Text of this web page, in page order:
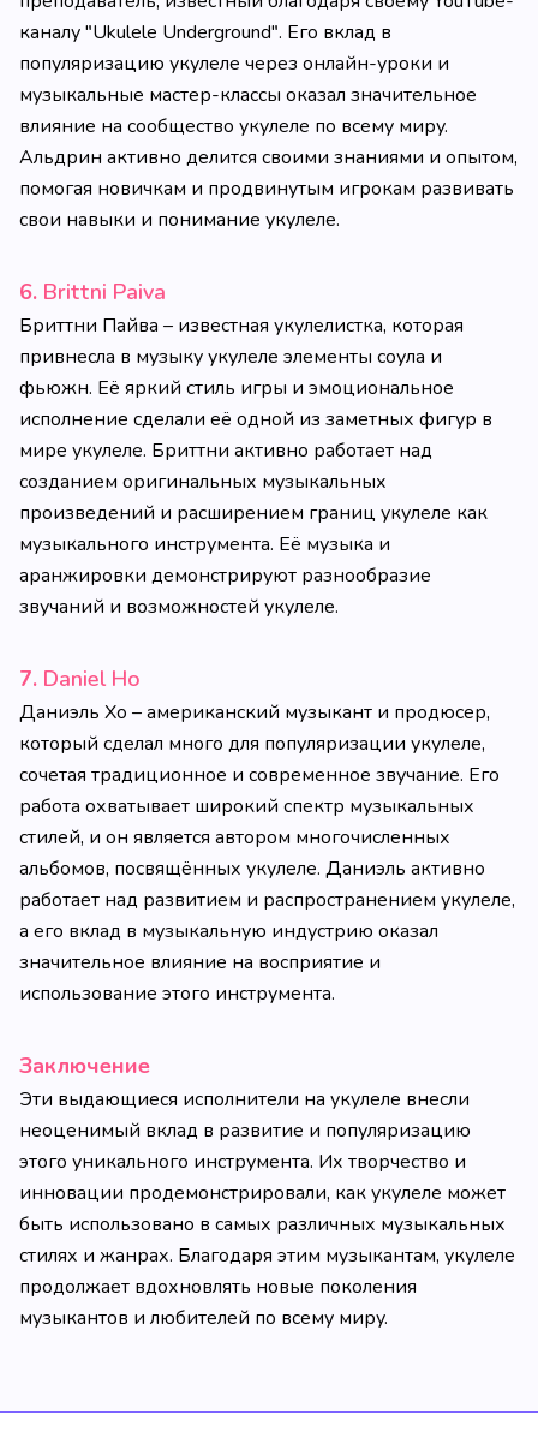
каналу "Ukulele Underground". Его вклад в
популяризацию укулеле через онлайн-уроки и
музыкальные мастер-классы оказал значительное
влияние на сообщество укулеле по всему миру.
Альдрин активно делится своими знаниями и опытом,
помогая новичкам и продвинутым игрокам развивать
свои навыки и понимание укулеле.
6. Brittni Paiva
Бриттни Пайва – известная укулелистка, которая
привнесла в музыку укулеле элементы соула и
фьюжн. Её яркий стиль игры и эмоциональное
исполнение сделали её одной из заметных фигур в
мире укулеле. Бриттни активно работает над
созданием оригинальных музыкальных
произведений и расширением границ укулеле как
музыкального инструмента. Её музыка и
аранжировки демонстрируют разнообразие
звучаний и возможностей укулеле.
7. Daniel Ho
Даниэль Хо – американский музыкант и продюсер,
который сделал много для популяризации укулеле,
сочетая традиционное и современное звучание. Его
работа охватывает широкий спектр музыкальных
стилей, и он является автором многочисленных
альбомов, посвящённых укулеле. Даниэль активно
работает над развитием и распространением укулеле,
а его вклад в музыкальную индустрию оказал
значительное влияние на восприятие и
использование этого инструмента.
Заключение
Эти выдающиеся исполнители на укулеле внесли
неоценимый вклад в развитие и популяризацию
этого уникального инструмента. Их творчество и
инновации продемонстрировали, как укулеле может
быть использовано в самых различных музыкальных
стилях и жанрах. Благодаря этим музыкантам, укулеле
продолжает вдохновлять новые поколения
музыкантов и любителей по всему миру.